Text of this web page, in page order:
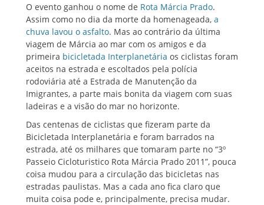
O evento ganhou o nome de Rota Márcia Prado.
Assim como no dia da morte da homenageada, a
chuva lavou o asfalto. Mas ao contrário da última
viagem de Márcia ao mar com os amigos e da
primeira bicicletada Interplanetária os ciclistas foram
aceitos na estrada e escoltados pela polícia
rodoviária até a Estrada de Manutenção da
Imigrantes, a parte mais bonita da viagem com suas
ladeiras e a visão do mar no horizonte.
Das centenas de ciclistas que fizeram parte da
Bicicletada Interplanetária e foram barrados na
estrada, até os milhares que tomaram parte no “3º
Passeio Cicloturistico Rota Márcia Prado 2011”, pouca
coisa mudou para a circulação das bicicletas nas
estradas paulistas. Mas a cada ano fica claro que
muita coisa pode e, principalmente, precisa mudar.